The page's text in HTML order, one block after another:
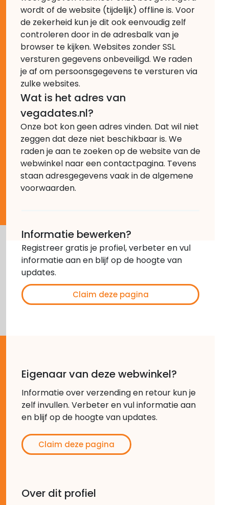
wordt of de website (tijdelijk) offline is. Voor
de zekerheid kun je dit ook eenvoudig zelf
controleren door in de adresbalk van je
browser te kijken. Websites zonder SSL
versturen gegevens onbeveiligd. We raden
je af om persoonsgegevens te versturen via
zulke websites.
Wat is het adres van
vegadates.nl?
Onze bot kon geen adres vinden. Dat wil niet
zeggen dat deze niet beschikbaar is. We
raden je aan te zoeken op de website van de
webwinkel naar een contactpagina. Tevens
staan adresgegevens vaak in de algemene
voorwaarden.
Informatie bewerken?
Registreer gratis je profiel, verbeter en vul
informatie aan en blijf op de hoogte van
updates.
Claim deze pagina
Eigenaar van deze webwinkel?
Informatie over verzending en retour kun je
zelf invullen. Verbeter en vul informatie aan
en blijf op de hoogte van updates.
Claim deze pagina
Over dit profiel